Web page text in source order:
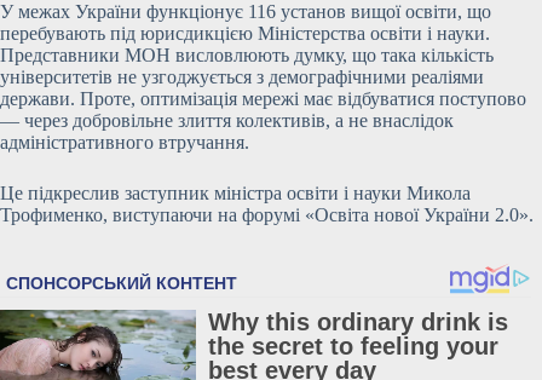
У межах України функціонує 116 установ вищої освіти, що
перебувають під юрисдикцією Міністерства освіти і науки.
Представники МОН висловлюють думку, що така кількість
університетів не узгоджується з демографічними реаліями
держави. Проте, оптимізація мережі має відбуватися поступово
— через добровільне злиття колективів, а не внаслідок
адміністративного втручання.
Це підкреслив заступник міністра освіти і науки Микола
Трофименко, виступаючи на форумі «Освіта нової України 2.0».